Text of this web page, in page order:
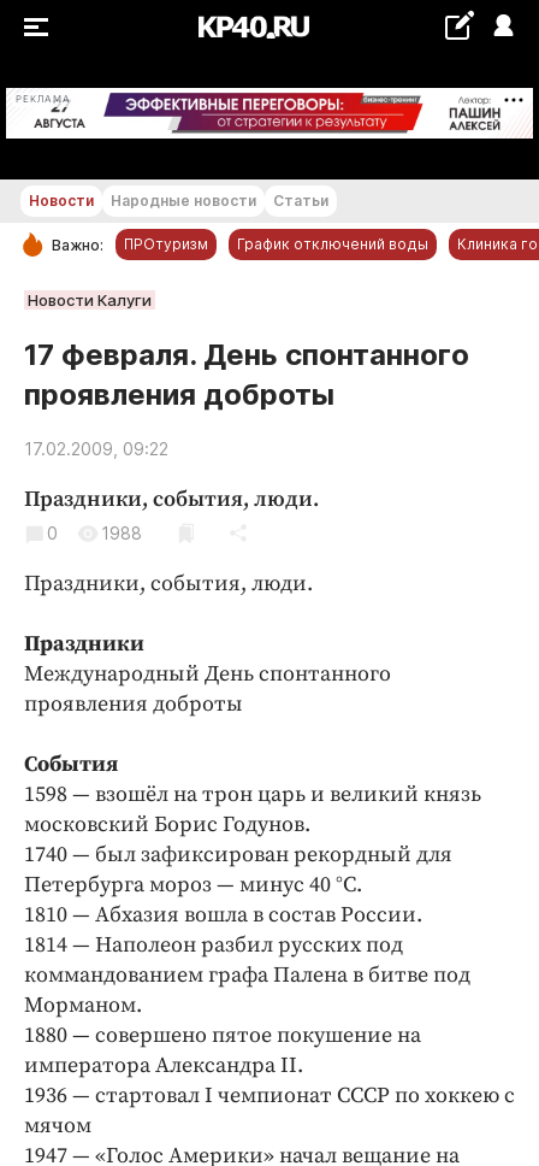
РЕКЛАМА +21...+22 °С
РУБРИКИ
Новости компаний
Статьи
Народные новости
Авто и транспорт
Культура
Образование
Общество
Праздники
Происшествия
Спорт
Экономика и бизнес
ПРОЕКТЫ
Блоги
Издания
Медиаперсона
Интересное чтиво
Клиника года
Бренд года
Новости Народные новости Статьи
Важно: ПРОтуризм График отключений воды Клиника
Новости Калуги
17 февраля. День спонтанного
проявления доброты
17.02.2009, 09:22
Праздники, события, люди.
0 1988
Праздники, события, люди.
Праздники
Международный День спонтанного
проявления доброты
События
1598 — взошёл на трон царь и великий князь
московский Борис Годунов.
1740 — был зафиксирован рекордный для
Петербурга мороз — минус 40 °C.
1810 — Абхазия вошла в состав России.
1814 — Наполеон разбил русских под
коммандованием графа Палена в битве под
Морманом.
1880 — совершено пятое покушение на
императора Александра II.
1936 — стартовал I чемпионат СССР по хоккею с
мячом
1947 — «Голос Америки» начал вещание на